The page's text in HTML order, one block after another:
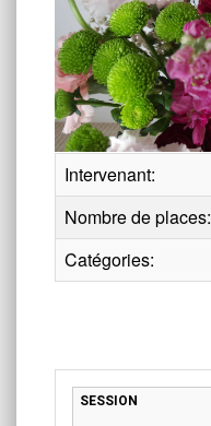
Intervenant:
Nombre de places:
Catégories: